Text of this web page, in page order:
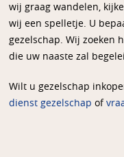
wij graag wandelen,
wij een spelletje. U
gezelschap. Wij zoeken
die uw naaste zal
Wilt u gezelschap
dienst gezelschap of